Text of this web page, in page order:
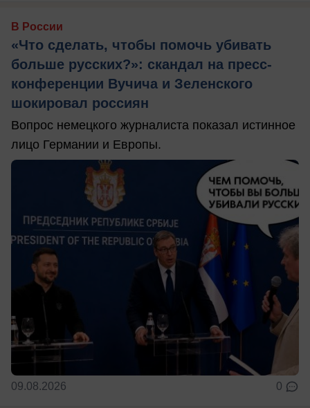
В России
«Что сделать, чтобы помочь убивать
больше русских?»: скандал на пресс-
конференции Вучича и Зеленского
шокировал россиян
Вопрос немецкого журналиста показал истинное
лицо Германии и Европы.
09.08.2026 0